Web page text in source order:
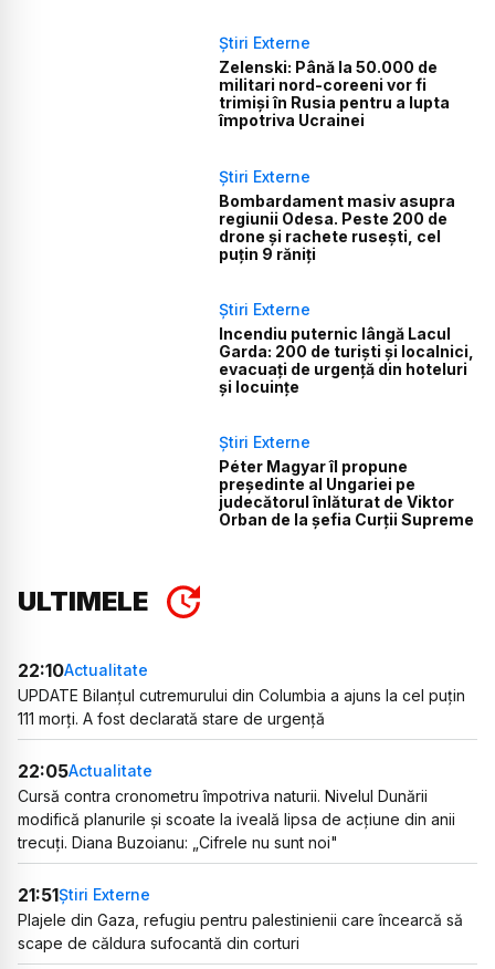
Știri Externe
Zelenski: Până la 50.000 de
militari nord-coreeni vor fi
trimiși în Rusia pentru a lupta
împotriva Ucrainei
Știri Externe
Bombardament masiv asupra
regiunii Odesa. Peste 200 de
drone și rachete rusești, cel
puțin 9 răniți
Știri Externe
Incendiu puternic lângă Lacul
Garda: 200 de turiști și localnici,
evacuați de urgență din hoteluri
și locuințe
Știri Externe
Péter Magyar îl propune
președinte al Ungariei pe
judecătorul înlăturat de Viktor
Orban de la șefia Curții Supreme
ULTIMELE
22:10Actualitate
UPDATE Bilanțul cutremurului din Columbia a ajuns la cel puțin
111 morți. A fost declarată stare de urgență
22:05Actualitate
Cursă contra cronometru împotriva naturii. Nivelul Dunării
modifică planurile și scoate la iveală lipsa de acțiune din anii
trecuți. Diana Buzoianu: „Cifrele nu sunt noi"
21:51Știri Externe
Plajele din Gaza, refugiu pentru palestinienii care încearcă să
scape de căldura sufocantă din corturi